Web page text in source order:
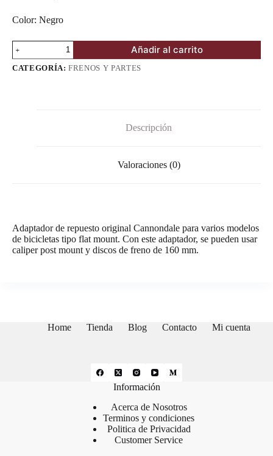
Color: Negro
Flat
mount
Añadir al carrito
CATEGORÍA:FRENOS Y PARTES
Descripción
Valoraciones (0)
Adaptador de repuesto original Cannondale para varios modelos
de bicicletas tipo flat mount. Con este adaptador, se pueden usar
caliper post mount y discos de freno de 160 mm.
Home Tienda Blog Contacto Mi cuenta
Información
Acerca de Nosotros
Terminos y condiciones
Politica de Privacidad
Customer Service